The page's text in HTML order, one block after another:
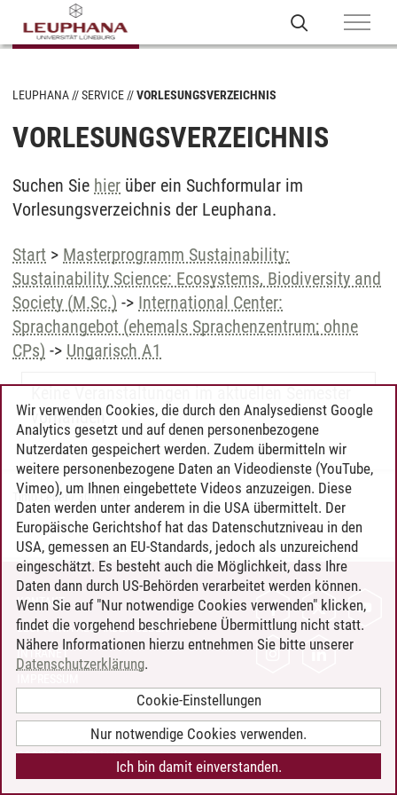
LEUPHANA SERVICE VORLESUNGSVERZEICHNIS
VORLESUNGSVERZEICHNIS
Suchen Sie hier über ein Suchformular im
Vorlesungsverzeichnis der Leuphana.
Start > Masterprogramm Sustainability:
Sustainability Science: Ecosystems, Biodiversity and
Society (M.Sc.) -> International Center:
Sprachangebot (ehemals Sprachenzentrum; ohne
CPs) -> Ungarisch A1
Keine Veranstaltungen im aktuellen Semester
vorhanden
Timo Leder/30.06.2024
KONTAKT
LEUPHANA ALS ARBEITGEBER
INTRANET
BARRIEREFREIHEIT
COOKIE-EINSTELLUNGEN
Wir verwenden Cookies, die durch den Analysedienst Google
Analytics gesetzt und auf denen personenbezogene
Nutzerdaten gespeichert werden. Zudem übermitteln wir
weitere personenbezogene Daten an Videodienste (YouTube,
Vimeo), um Ihnen eingebettete Videos anzuzeigen. Diese
Daten werden unter anderem in die USA übermittelt. Der
Europäische Gerichtshof hat das Datenschutzniveau in den
USA, gemessen an EU-Standards, jedoch als unzureichend
eingeschätzt. Es besteht auch die Möglichkeit, dass Ihre
Daten dann durch US-Behörden verarbeitet werden können.
Wenn Sie auf "Nur notwendige Cookies verwenden" klicken,
findet die vorgehend beschriebene Übermittlung nicht statt.
Nähere Informationen hierzu entnehmen Sie bitte unserer
Datenschutzerklärung.
Cookie-Einstellungen
Nur notwendige Cookies verwenden.
Ich bin damit einverstanden.